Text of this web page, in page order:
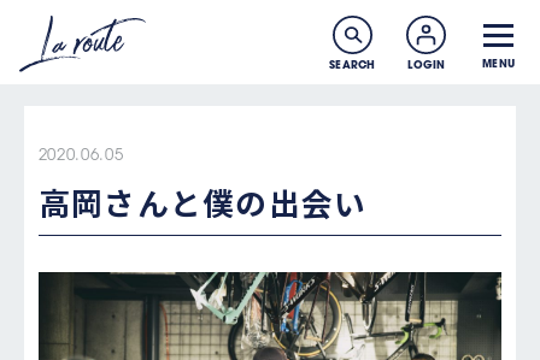
SEARCH LOGIN MENU
2020.06.05
高岡さんと僕の出会い